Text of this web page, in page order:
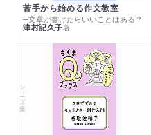
苦手から始める作文教室
─文章が書けたらいいことはある？
津村記久子著
シリーズ・全集